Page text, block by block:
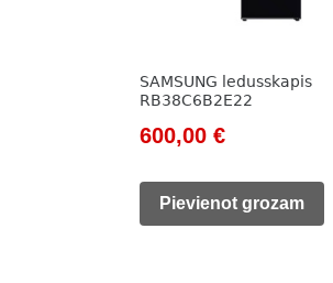
SAMSUNG ledusskapis
RB38C6B2E22
Original
was:
600,00 €Current
is:
Pievienot grozam